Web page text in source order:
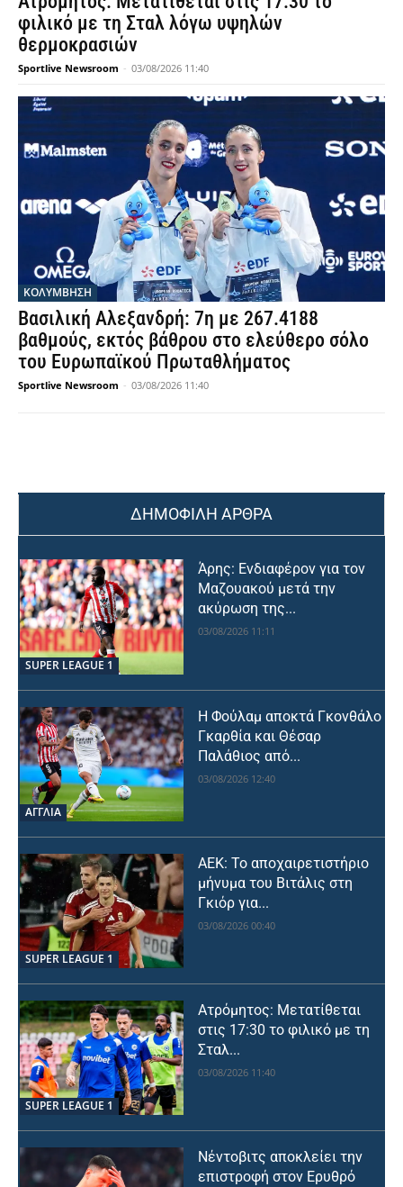
φιλικό με τη Σταλ λόγω υψηλών
θερμοκρασιών
Sportlive Newsroom - 03/08/2026 11:40
ΚΟΛΥΜΒΗΣΗ
Βασιλική Αλεξανδρή: 7η με 267.4188
βαθμούς, εκτός βάθρου στο ελεύθερο σόλο
του Ευρωπαϊκού Πρωταθλήματος
Sportlive Newsroom - 03/08/2026 11:40
ΔΗΜΟΦΙΛΗ ΑΡΘΡΑ
SUPER LEAGUE 1
Άρης: Ενδιαφέρον για τον
Μαζουακού μετά την
ακύρωση της...
03/08/2026 11:11
ΑΓΓΛΙΑ
Η Φούλαμ αποκτά Γκονθάλο
Γκαρθία και Θέσαρ
Παλάθιος από...
03/08/2026 12:40
SUPER LEAGUE 1
ΑΕΚ: Το αποχαιρετιστήριο
μήνυμα του Βιτάλις στη
Γκιόρ για...
03/08/2026 00:40
SUPER LEAGUE 1
Ατρόμητος: Μετατίθεται
στις 17:30 το φιλικό με τη
Σταλ...
03/08/2026 11:40
Νέντοβιτς αποκλείει την
επιστροφή στον Ερυθρό